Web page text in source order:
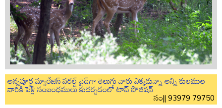
అన్నపూర్ణ మ్యారేజెస్ వరల్డ్ వైడ్‌గా తెలుగు వారు ఎక్కడున్నా అన్ని కులముల
వారికి పెళ్లి సంబంధములు కుదర్చడంలో టాప్ పొజిషన్
సం|| 93979 79750